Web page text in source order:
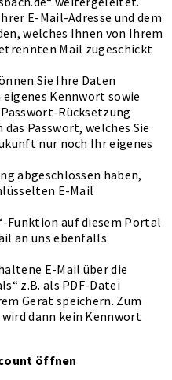
E-Mail-Adresse und dem
welches Ihnen von Ihrem
Mail zugeschickt
Sie Ihre Daten
Kennwort sowie
Rücksetzung
das Passwort, welches Sie
nur noch Ihr eigenes
abgeschlossen haben,
E-Mail
Funktion auf diesem Portal
an uns ebenfalls
E-Mail über die
z.B. als PDF-Datei
Gerät speichern. Zum
dann kein Kennwort
öffnen